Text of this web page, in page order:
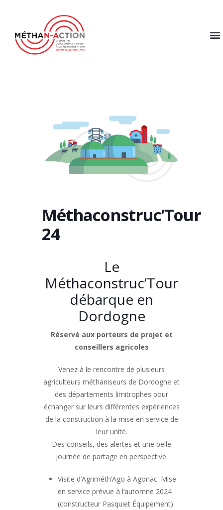
Méthaconstruc’Tour
24
Le
Méthaconstruc’Tour
débarque en
Dordogne
Réservé aux porteurs de projet et
conseillers agricoles
Venez à le rencontre de plusieurs
agriculteurs méthaniseurs de Dordogne et
des départements limitrophes pour
échanger sur leurs différentes expériences
de la construction à la mise en service de
leur unité.
Des conseils, des alertes et une belle
journée de partage en perspective.
Visite d’Agriméth’Ago à Agonac. Mise
en service prévue à l’automne 2024
(constructeur Pasquiet Équipement)